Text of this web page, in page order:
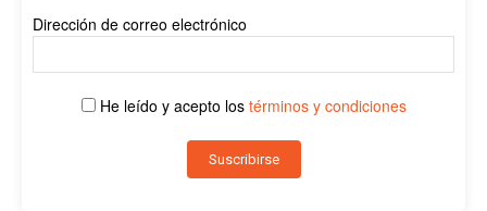
Dirección de correo electrónico
He leído y acepto los términos y condiciones